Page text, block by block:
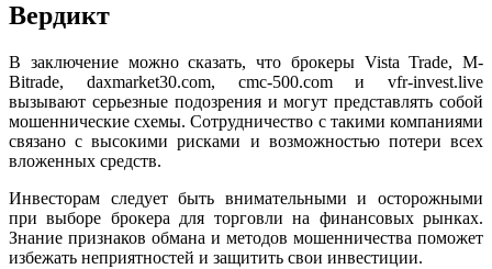
Вердикт
В заключение можно сказать, что брокеры Vista Trade, M-
Bitrade, daxmarket30.com, cmc-500.com и vfr-invest.live
вызывают серьезные подозрения и могут представлять собой
мошеннические схемы. Сотрудничество с такими компаниями
связано с высокими рисками и возможностью потери всех
вложенных средств.
Инвесторам следует быть внимательными и осторожными
при выборе брокера для торговли на финансовых рынках.
Знание признаков обмана и методов мошенничества поможет
избежать неприятностей и защитить свои инвестиции.